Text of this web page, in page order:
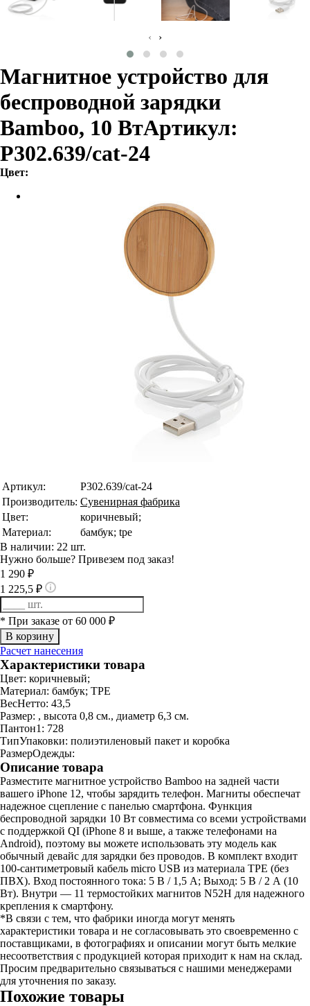
‹ ›
Магнитное устройство для
беспроводной зарядки
Bamboo, 10 ВтАртикул:
P302.639/cat-24
Цвет:
Артикул:
P302.639/cat-24
Производитель: Сувенирная фабрика
Цвет:
коричневый;
Материал:
бамбук; tpe
В наличии: 22 шт.
Нужно больше? Привезем под заказ!
1 290 ₽
1 225,5 ₽
* При заказе от 60 000 ₽
Расчет нанесения
Характеристики товара
Цвет: коричневый;
Материал: бамбук; TPE
ВесНетто: 43,5
Размер: , высота 0,8 см., диаметр 6,3 см.
Пантон1: 728
ТипУпаковки: полиэтиленовый пакет и коробка
РазмерОдежды:
Описание товара
Разместите магнитное устройство Bamboo на задней части
вашего iPhone 12, чтобы зарядить телефон. Магниты обеспечат
надежное сцепление с панелью смартфона. Функция
беспроводной зарядки 10 Вт совместима со всеми устройствами
с поддержкой QI (iPhone 8 и выше, а также телефонами на
Android), поэтому вы можете использовать эту модель как
обычный девайс для зарядки без проводов. В комплект входит
100-сантиметровый кабель micro USB из материала TPE (без
ПВХ). Вход постоянного тока: 5 В / 1,5 А; Выход: 5 В / 2 А (10
Вт). Внутри — 11 термостойких магнитов N52H для надежного
крепления к смартфону.
*В связи с тем, что фабрики иногда могут менять
характеристики товара и не согласовывать это своевременно с
поставщиками, в фотографиях и описании могут быть мелкие
несоответствия с продукцией которая приходит к нам на склад.
Просим предварительно связываться с нашими менеджерами
для уточнения по заказу.
Похожие товары